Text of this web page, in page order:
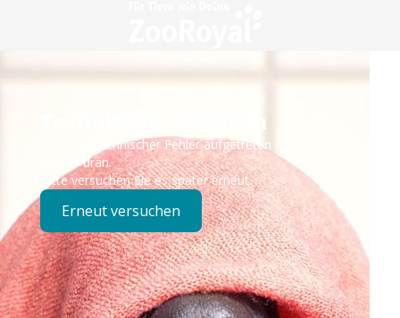
Technisches Problem
Es ist ein technischer Fehler aufgetreten – wir sind
bereits dran.
Bitte versuchen Sie es später erneut.
Erneut versuchen